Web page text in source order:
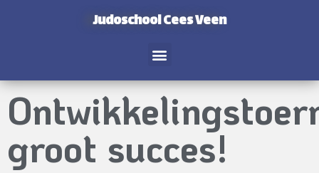
Judoschool Cees Veen
groot succes!